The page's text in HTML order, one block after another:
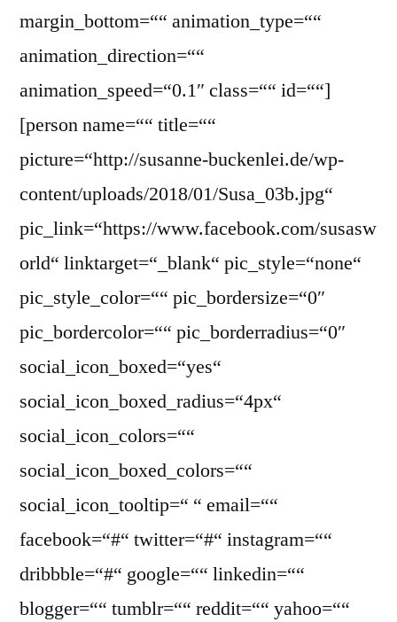
margin_bottom=““ animation_type=““
animation_direction=““
animation_speed=“0.1″ class=““ id=““]
[person name=““ title=““
picture=“http://susanne-buckenlei.de/wp-
content/uploads/2018/01/Susa_03b.jpg“
pic_link=“https://www.facebook.com/susasw
orld“ linktarget=“_blank“ pic_style=“none“
pic_style_color=““ pic_bordersize=“0″
pic_bordercolor=““ pic_borderradius=“0″
social_icon_boxed=“yes“
social_icon_boxed_radius=“4px“
social_icon_colors=““
social_icon_boxed_colors=““
social_icon_tooltip=“ “ email=““
facebook=“#“ twitter=“#“ instagram=““
dribbble=“#“ google=““ linkedin=““
blogger=““ tumblr=““ reddit=““ yahoo=““